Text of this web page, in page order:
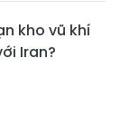
kho vũ khí
Iran?